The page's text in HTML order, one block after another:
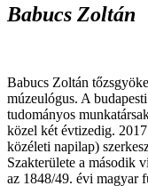
Babucs Zoltán
Babucs Zoltán
múzeulógus. A
tudományos
közel két évtizedig.
közéleti napilap)
Szakterülete a második
az 1848/49. évi magyar